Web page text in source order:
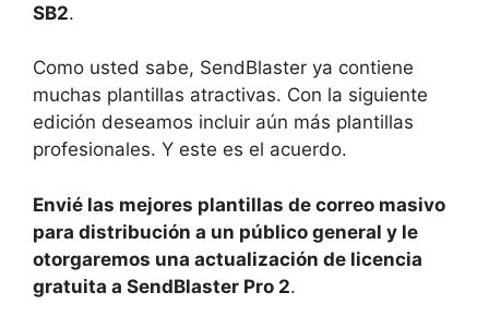
SB2.
Como usted sabe, SendBlaster ya contiene
muchas plantillas atractivas. Con la siguiente
edición deseamos incluir aún más plantillas
profesionales. Y este es el acuerdo.
Envié las mejores plantillas de correo masivo
para distribución a un público general y le
otorgaremos una actualización de licencia
gratuita a SendBlaster Pro 2.